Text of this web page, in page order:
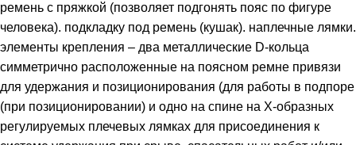
ремень с пряжкой (позволяет подгонять пояс по фигуре
человека). подкладку под ремень (кушак). наплечные лямки.
элементы крепления – два металлические D-кольца
симметрично расположенные на поясном ремне привязи
для удержания и позиционирования (для работы в подпоре
(при позиционировании) и одно на спине на Х-образных
регулируемых плечевых лямках для присоединения к